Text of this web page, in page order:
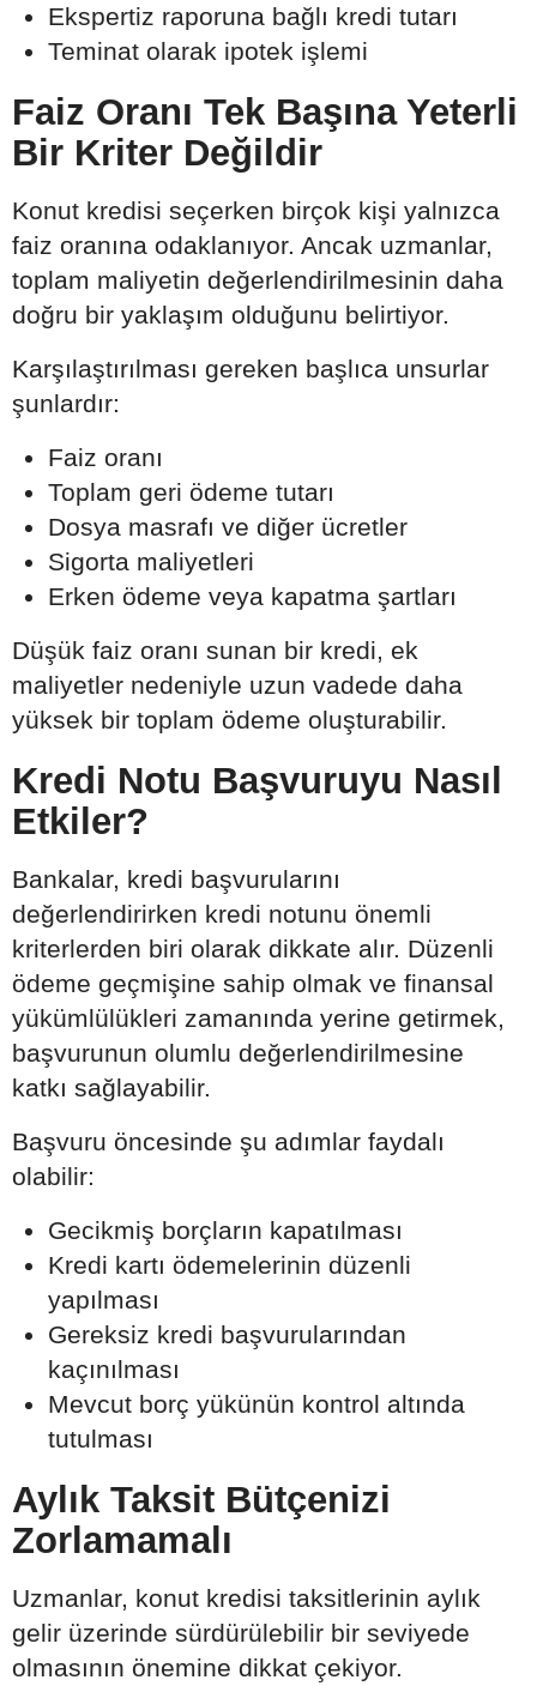
Ekspertiz raporuna bağlı kredi tutarı
Teminat olarak ipotek işlemi
Faiz Oranı Tek Başına Yeterli
Bir Kriter Değildir
Konut kredisi seçerken birçok kişi yalnızca
faiz oranına odaklanıyor. Ancak uzmanlar,
toplam maliyetin değerlendirilmesinin daha
doğru bir yaklaşım olduğunu belirtiyor.
Karşılaştırılması gereken başlıca unsurlar
şunlardır:
Faiz oranı
Toplam geri ödeme tutarı
Dosya masrafı ve diğer ücretler
Sigorta maliyetleri
Erken ödeme veya kapatma şartları
Düşük faiz oranı sunan bir kredi, ek
maliyetler nedeniyle uzun vadede daha
yüksek bir toplam ödeme oluşturabilir.
Kredi Notu Başvuruyu Nasıl
Etkiler?
Bankalar, kredi başvurularını
değerlendirirken kredi notunu önemli
kriterlerden biri olarak dikkate alır. Düzenli
ödeme geçmişine sahip olmak ve finansal
yükümlülükleri zamanında yerine getirmek,
başvurunun olumlu değerlendirilmesine
katkı sağlayabilir.
Başvuru öncesinde şu adımlar faydalı
olabilir:
Gecikmiş borçların kapatılması
Kredi kartı ödemelerinin düzenli
yapılması
Gereksiz kredi başvurularından
kaçınılması
Mevcut borç yükünün kontrol altında
tutulması
Aylık Taksit Bütçenizi
Zorlamamalı
Uzmanlar, konut kredisi taksitlerinin aylık
gelir üzerinde sürdürülebilir bir seviyede
olmasının önemine dikkat çekiyor.